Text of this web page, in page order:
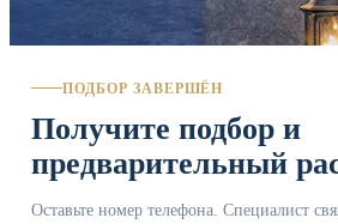
ПОДБОР ЗАВЕРШЁН
Получите подбор и
предварительный
Оставьте номер телефона. Специалист